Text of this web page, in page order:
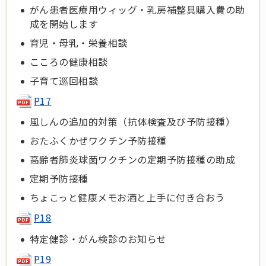
がん患者医療用ウィッグ・乳房補整具購入費の助
成を開始します
育児・母乳・栄養相談
こころの健康相談
子育て巡回相談
P17
風しんの追加的対策（抗体検査及び予防接種）
おたふくかぜワクチン予防接種
高齢者肺炎球菌ワクチンの定期予防接種の助成
定期予防接種
ちょこっと健康メモお酒と上手に付き合おう
P18
特定健診・がん検診のお知らせ
P19